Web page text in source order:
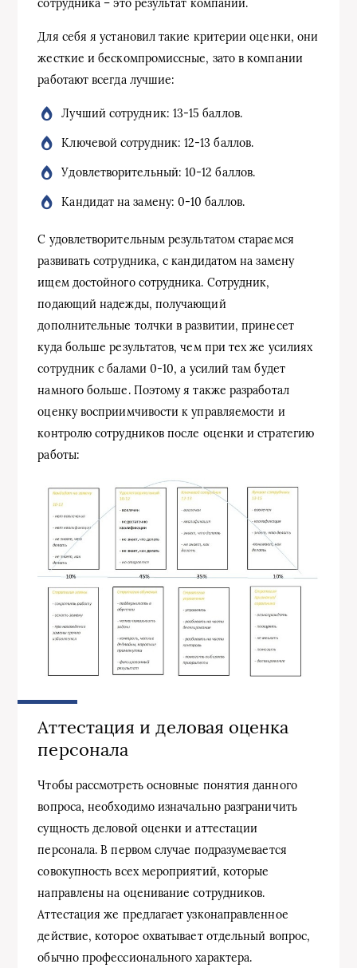
сотрудника – это результат компании.
Для себя я установил такие критерии оценки, они
жесткие и бескомпромиссные, зато в компании
работают всегда лучшие:
Лучший сотрудник: 13-15 баллов.
Ключевой сотрудник: 12-13 баллов.
Удовлетворительный: 10-12 баллов.
Кандидат на замену: 0-10 баллов.
С удовлетворительным результатом стараемся
развивать сотрудника, с кандидатом на замену
ищем достойного сотрудника. Сотрудник,
подающий надежды, получающий
дополнительные толчки в развитии, принесет
куда больше результатов, чем при тех же усилиях
сотрудник с балами 0-10, а усилий там будет
намного больше. Поэтому я также разработал
оценку восприимчивости к управляемости и
контролю сотрудников после оценки и стратегию
работы:
Аттестация и деловая оценка
персонала
Чтобы рассмотреть основные понятия данного
вопроса, необходимо изначально разграничить
сущность деловой оценки и аттестации
персонала. В первом случае подразумевается
совокупность всех мероприятий, которые
направлены на оценивание сотрудников.
Аттестация же предлагает узконаправленное
действие, которое охватывает отдельный вопрос,
обычно профессионального характера.